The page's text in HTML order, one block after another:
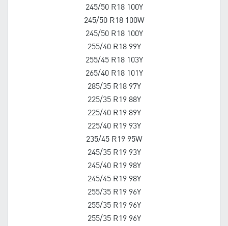
245/50 R18 100Y
245/50 R18 100W
245/50 R18 100Y
255/40 R18 99Y
255/45 R18 103Y
265/40 R18 101Y
285/35 R18 97Y
225/35 R19 88Y
225/40 R19 89Y
225/40 R19 93Y
235/45 R19 95W
245/35 R19 93Y
245/40 R19 98Y
245/45 R19 98Y
255/35 R19 96Y
255/35 R19 96Y
255/35 R19 96Y